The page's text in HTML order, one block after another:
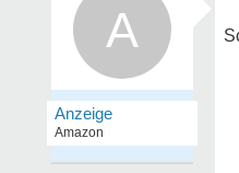
A